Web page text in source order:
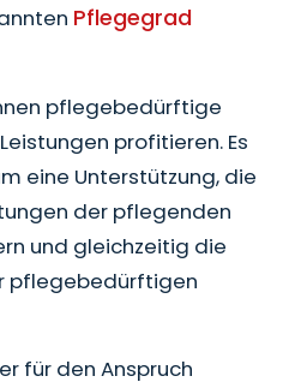
Pflegegrad
pflegebedürftige
profitieren. Es
eine Unterstützung, die
der pflegenden
und gleichzeitig die
pflegebedürftigen
für den Anspruch